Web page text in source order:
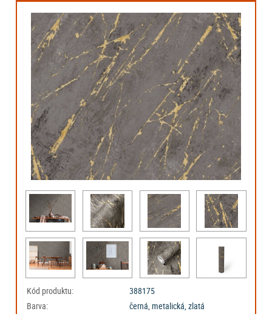
Kód produktu:
388175
Barva:
černá, metalická, zlatá